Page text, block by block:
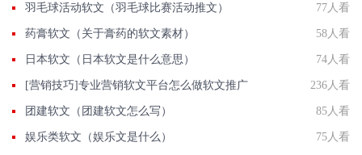
羽毛球活动软文（羽毛球比赛活动推文） 77人看
药膏软文（关于膏药的软文素材） 58人看
日本软文（日本软文是什么意思） 74人看
[营销技巧]专业营销软文平台怎么做软文推广 236人看
团建软文（团建软文怎么写） 85人看
娱乐类软文（娱乐文是什么） 75人看